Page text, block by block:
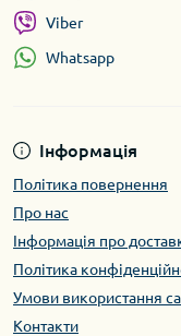
Інформація
Політика повернення
Про нас
Інформація про
Політика
Умови використання
Контакти
Viber
Whatsapp